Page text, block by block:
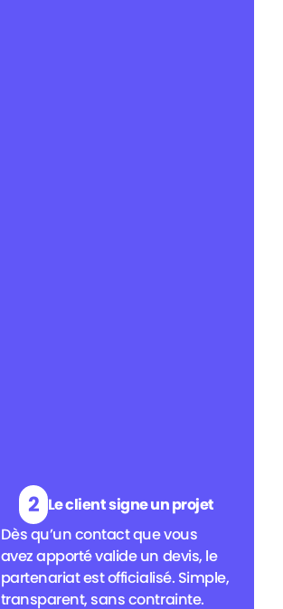
2 Le client signe un projet
Dès qu’un contact que vous
avez apporté valide un devis, le
partenariat est officialisé. Simple,
transparent, sans contrainte.